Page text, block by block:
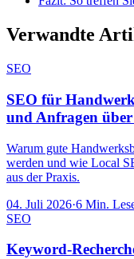
Verwandte
SEO
SEO für
und Anfragen
Warum gute
werden und wie Local
aus der Praxis.
04. Juli 2026·6 Min.
SEO
Keyword-